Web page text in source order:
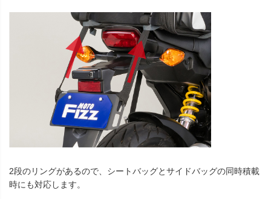
2段のリングがあるので、シートバッグとサイドバッグの同時積載
時にも対応します。